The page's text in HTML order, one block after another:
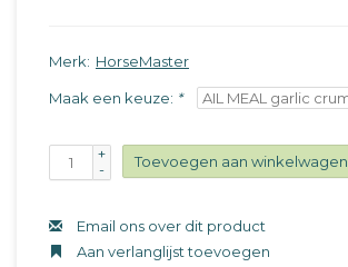
Merk: HorseMaster
Maak een keuze: *
+
-
Toevoegen aan winkelwagen
Email ons over dit product
Aan verlanglijst toevoegen